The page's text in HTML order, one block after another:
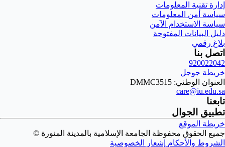
إدارة تقنية المعلومات
سياسة أمن المعلومات
سياسة الاستخدام الآمن
دليل البيانات المفتوحة
بلاغ رقمي
اتصل بنا
920022042
خريطة جوجل
العنوان الوطني: DMMC3515
care@iu.edu.sa
تابعنا
تطبيق الجوال
خريطة الموقع
جميع الحقوق محفوظة الجامعة الإسلامية بالمدينة المنورة ©
الشروط والأحكام إشعار الخصوصية